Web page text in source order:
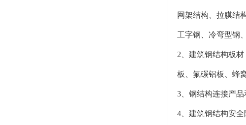
网架结构、拉膜结
工字钢、冷弯型钢
2、建筑钢结构板
板、氟碳铝板、蜂
3、钢结构连接产
4、建筑钢结构安